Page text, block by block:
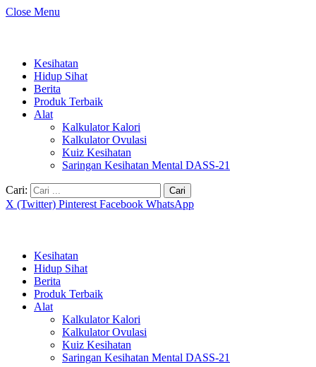
Close Menu
Kesihatan
Hidup Sihat
Berita
Produk Terbaik
Alat
Kalkulator Kalori
Kalkulator Ovulasi
Kuiz Kesihatan
Saringan Kesihatan Mental DASS-21
Cari:
X (Twitter) Pinterest Facebook WhatsApp
Kesihatan
Hidup Sihat
Berita
Produk Terbaik
Alat
Kalkulator Kalori
Kalkulator Ovulasi
Kuiz Kesihatan
Saringan Kesihatan Mental DASS-21